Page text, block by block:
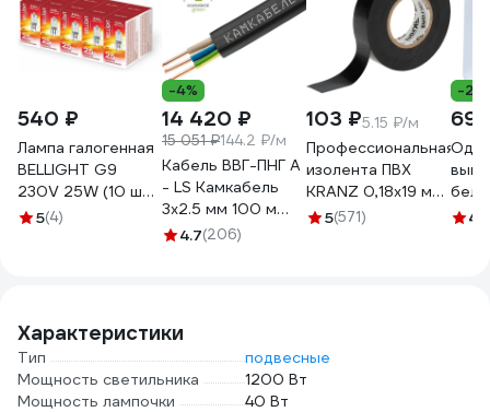
540 ₽
Лампа галогенная
BELLIGHT G9
230V 25W (10 шт).
44499456
5(4)
-4%
14 420 ₽
15 051 ₽144.2 ₽/м
Кабель ВВГ-ПНГ А
- LS Камкабель
3x2.5 мм 100 м
ГОСТ
4.7(206)
103 ₽5.15 ₽/м
Профессиональная
изолента ПВХ
KRANZ 0,18х19 мм,
20 м, черная KR-
5(571)
-
69
4.6
Характеристики
Тип
подвесные
Мощность светильника
1200 Вт
Мощность лампочки
40 Вт